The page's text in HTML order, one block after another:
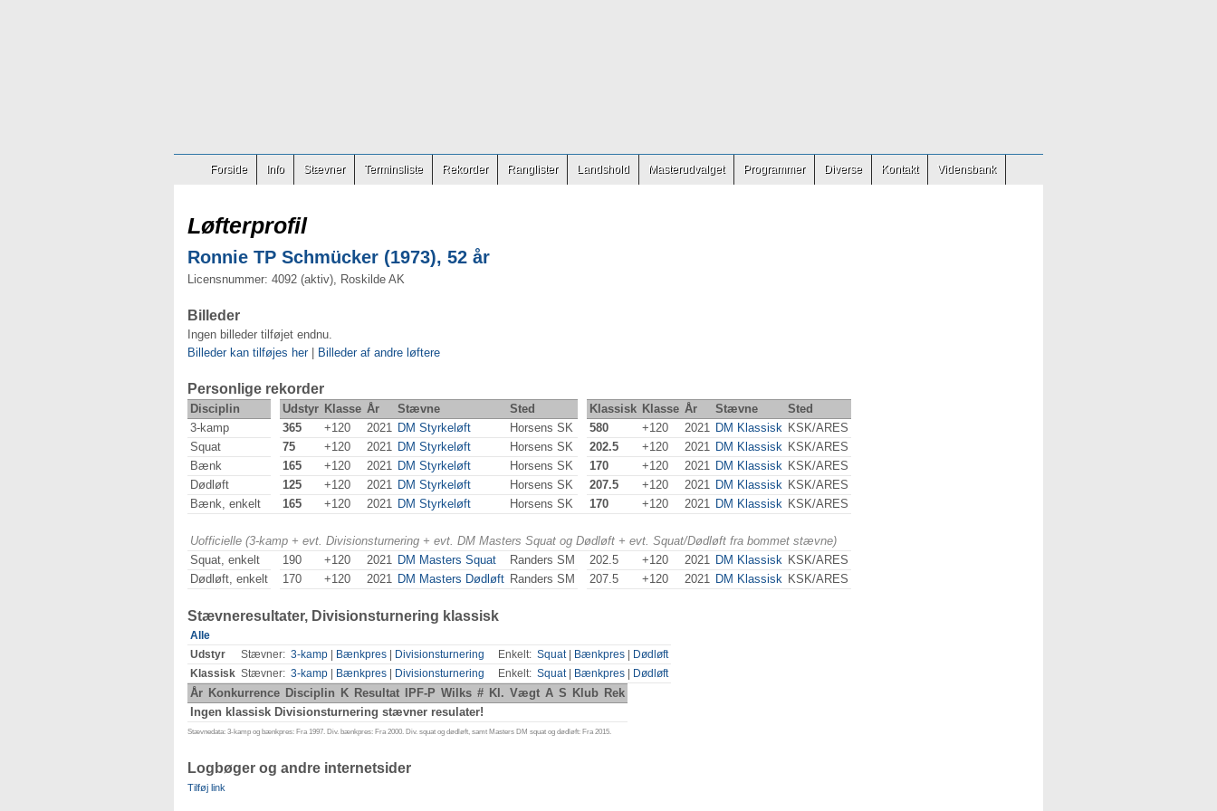
Forside Info Stævner Terminsliste Rekorder Ranglister Landshold Masterudvalget Programmer Diverse Kontakt Vidensbank
Løfterprofil
Ronnie TP Schmücker (1973), 52 år
Licensnummer: 4092 (aktiv), Roskilde AK
Billeder
Ingen billeder tilføjet endnu.
Billeder kan tilføjes her| Billeder af andre løftere
Personlige rekorder
Disciplin Udstyr Klasse År Stævne Sted Klassisk Klasse År Stævne
Sted
3-kamp
365 +120 2021 DM Styrkeløft Horsens SK 580 +120 2021 DM Klassisk KSK/ARES
Squat
75 +120 2021 DM Styrkeløft Horsens SK 202.5 +120 2021 DM Klassisk KSK/ARES
Bænk
165 +120 2021 DM Styrkeløft Horsens SK 170 +120 2021 DM Klassisk KSK/ARES
Dødløft
125 +120 2021 DM Styrkeløft Horsens SK 207.5 +120 2021 DM Klassisk KSK/ARES
Bænk, enkelt
165 +120 2021 DM Styrkeløft Horsens SK 170 +120 2021 DM Klassisk KSK/ARES
Uofficielle (3-kamp + evt. Divisionsturnering + evt. DM Masters Squat og Dødløft + evt. Squat/Dødløft fra bommet stævne)
Squat, enkelt
190 +120 2021 DM Masters Squat Randers SM 202.5 +120 2021 DM Klassisk KSK/ARES
Dødløft, enkelt
170 +120 2021 DM Masters Dødløft Randers SM 207.5 +120 2021 DM Klassisk KSK/ARES
Stævneresultater, Divisionsturnering klassisk
Alle
Udstyr
Stævner: 3-kamp Bænkpres Divisionsturnering Enkelt: Squat| Bænkpres
Dødløft
Klassisk Stævner: 3-kamp Bænkpres Divisionsturnering Enkelt: Squat| Bænkpres Dødløft
År Konkurrence Disciplin K Resultat IPF-P Wilks # Kl. Vægt A S Klub Rek
Ingen klassisk Divisionsturnering stævner resulater!
Stævnedata: 3-kamp og bænkpres: Fra 1997. Div. bænkpres: Fra 2000. Div. squat og dødløft, samt Masters DM squat og dødløft: Fra 2015.
Logbøger og andre internetsider
Tilføj link